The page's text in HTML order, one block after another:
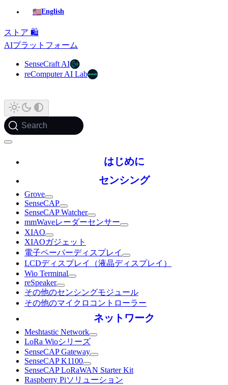
🇺🇸English
ストア 🛍️
AIプラットフォーム
SenseCraft AI
reComputer AI Lab
Search
はじめに
センシング
Grove
SenseCAP
SenseCAP Watcher
mmWaveレーダーセンサー
XIAO
XIAOガジェット
電子ペーパーディスプレイ
LCDディスプレイ（液晶ディスプレイ）
Wio Terminal
reSpeaker
その他のセンシングモジュール
その他のマイクロコントローラー
ネットワーク
Meshtastic Network
LoRa Wioシリーズ
SenseCAP Gateway
SenseCAP K1100
SenseCAP LoRaWAN Starter Kit
Raspberry Piソリューション